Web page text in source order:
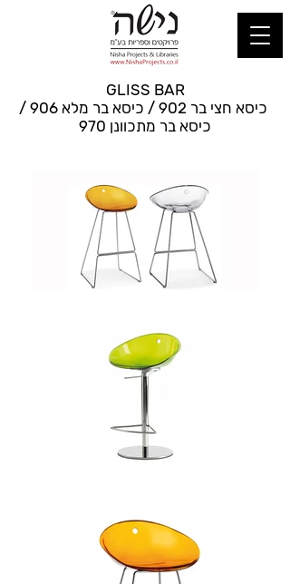
GLISS BAR
כיסא חצי בר 902 / כיסא בר מלא 906 /
כיסא בר מתכוונן 970